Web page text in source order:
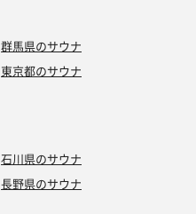
群馬県のサウナ
東京都のサウナ
石川県のサウナ
長野県のサウナ